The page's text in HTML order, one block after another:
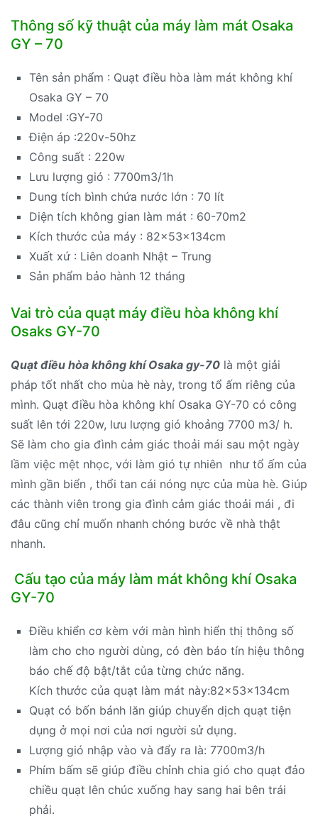
Thông số kỹ thuật của máy làm mát Osaka
GY – 70
Tên sản phẩm : Quạt điều hòa làm mát không khí
Osaka GY – 70
Model :GY-70
Điện áp :220v-50hz
Công suất : 220w
Lưu lượng gió : 7700m3/1h
Dung tích bình chứa nước lớn : 70 lít
Diện tích không gian làm mát : 60-70m2
Kích thước của máy : 82x53x134cm
Xuất xứ : Liên doanh Nhật – Trung
Sản phẩm bảo hành 12 tháng
Vai trò của quạt máy điều hòa không khí
Osaks GY-70
Quạt điều hòa không khí Osaka gy-70 là một giải
pháp tốt nhất cho mùa hè này, trong tổ ấm riêng của
mình. Quạt điều hòa không khí Osaka GY-70 có công
suất lên tới 220w, lưu lượng gió khoảng 7700 m3/ h.
Sẽ làm cho gia đình cảm giác thoải mái sau một ngày
lầm việc mệt nhọc, với làm gió tự nhiên như tổ ấm của
mình gần biển , thổi tan cái nóng nực của mùa hè. Giúp
các thành viên trong gia đình cảm giác thoải mái , đi
đâu cũng chỉ muốn nhanh chóng bước về nhà thật
nhanh.
Cấu tạo của máy làm mát không khí Osaka
GY-70
Điều khiển cơ kèm với màn hình hiển thị thông số
làm cho cho người dùng, có đèn báo tín hiệu thông
báo chế độ bật/tắt của từng chức năng.
Kích thước của quạt làm mát này:82x53x134cm
Quạt có bốn bánh lăn giúp chuyển dịch quạt tiện
dụng ở mọi nơi của nơi người sử dụng.
Lượng gió nhập vào và đẩy ra là: 7700m3/h
Phím bấm sẽ giúp điều chỉnh chia gió cho quạt đảo
chiều quạt lên chúc xuống hay sang hai bên trái
phải.